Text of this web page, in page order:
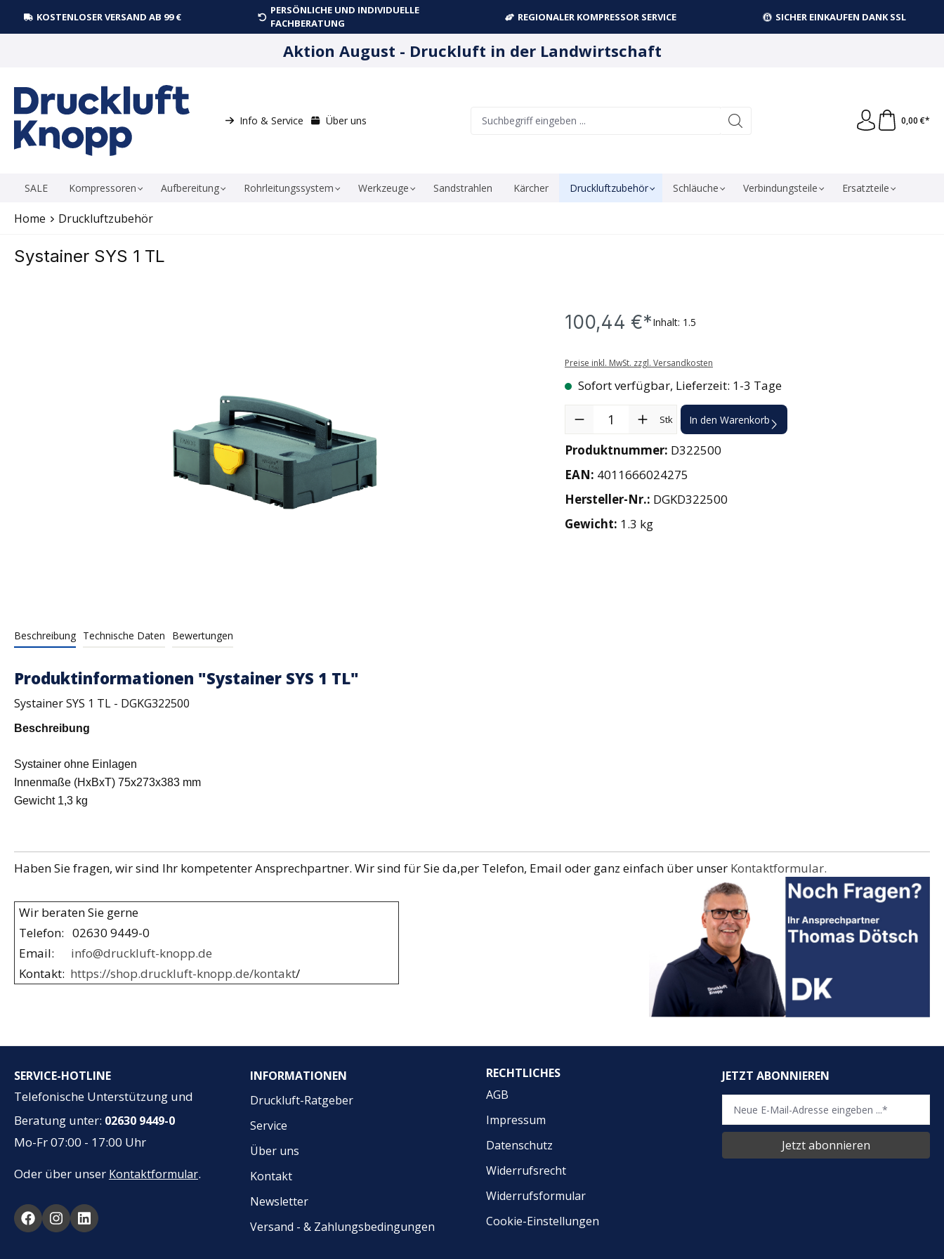
Zur Hauptnavigation springen
KOSTENLOSER VERSAND AB 99 €
PERSÖNLICHE UND INDIVIDUELLE
FACHBERATUNG
REGIONALER KOMPRESSOR SERVICE SICHER EINKAUFEN DANK SSL
Aktion August - Druckluft in der Landwirtschaft
Info & Service Über uns 0,00 €*
SALE Kompressoren Aufbereitung Rohrleitungssystem Werkzeuge Sandstrahlen Kärcher Druckluftzubehör Schläuche Verbindungsteile Ersatzteile
Home Druckluftzubehör
Systainer SYS 1 TL
100,44 €*Inhalt: 1.5
Preise inkl. MwSt. zzgl. Versandkosten
Sofort verfügbar, Lieferzeit: 1-3 Tage
Produkt Anzahl: Gib den gewünschten Wert ein oder benutze die
Stk In den Warenkorb
Produktnummer: D322500
EAN: 4011666024275
Hersteller-Nr.: DGKD322500
Gewicht: 1.3 kg
Beschreibung Technische Daten Bewertungen
Produktinformationen "Systainer SYS 1 TL"
Systainer SYS 1 TL - DGKG322500
Beschreibung
Systainer ohne Einlagen
Innenmaße (HxBxT) 75x273x383 mm
Gewicht 1,3 kg
Haben Sie fragen, wir sind Ihr kompetenter Ansprechpartner. Wir sind für Sie da,per Telefon, Email oder ganz einfach über unser Kontaktformular.
Wir beraten Sie gerne
Telefon: 02630 9449-0
Email: info@druckluft-knopp.de
Kontakt: https://shop.druckluft-knopp.de/kontakt/
SERVICE-HOTLINE
Telefonische Unterstützung und
Beratung unter: 02630 9449-0
Mo-Fr 07:00 - 17:00 Uhr
Oder über unser Kontaktformular.
INFORMATIONEN
Druckluft-Ratgeber
Service
Über uns
Kontakt
Newsletter
Versand - & Zahlungsbedingungen
RECHTLICHES
AGB
Impressum
Datenschutz
Widerrufsrecht
Widerrufsformular
Cookie-Einstellungen
JETZT ABONNIEREN
Jetzt abonnieren